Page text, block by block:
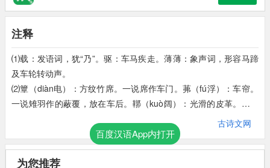
注释
⑴载：发语词，犹“乃”。驱：车马疾走。薄薄：象声词，形容马蹄
及车轮转动声。
⑵簟（diàn电）：方纹竹席。一说席作车门。茀（fú浮）：车帘。
一说雉羽作的蔽覆，放在车后。鞹（kuò阔）：光滑的皮革。用漆
上红色的兽皮蒙在车厢前面，是周代诸侯所用的车饰，这种规格的
⑶有荡：即“荡荡”，平坦的样子。
⑷齐子：指文姜。发夕：傍晚出发。
古诗文网
为您推荐
百度汉语App内打开